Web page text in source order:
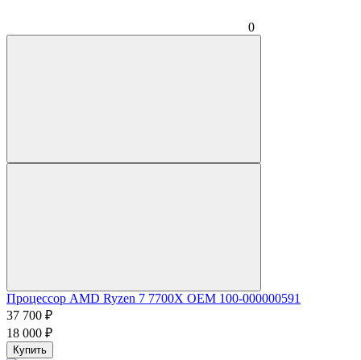
0
Процессор AMD Ryzen 7 7700X OEM 100-000000591
37 700 ₽
18 000 ₽
Купить